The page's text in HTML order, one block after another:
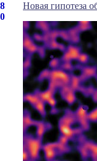
Новая гипотеза